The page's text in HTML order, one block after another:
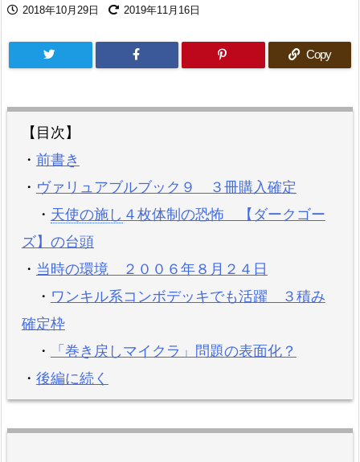
2018年10月29日 2019年11月16日
Copy
【目次】
・ 前書き
・ ヴァリュアブルブック９ ３冊購入確定
・ 天使の施し ４枚体制の恐怖 【ダークゴー
ズ】の台頭
・ 当時の環境 ２００６年８月２４日
・ ワンキル系コンボデッキでも活躍 ３積み
確定枠
・
「巻き戻しマイクラ」問題の表面化？
・ 後編に続く